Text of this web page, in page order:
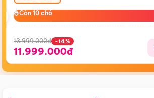
Còn 10 chỗ
Còn 10 chỗ
13.999.000đ -14%
11.999.000đ